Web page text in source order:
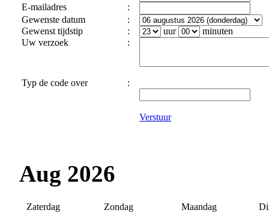
E-mailadres
:
Gewenste datum
:
Gewenst tijdstip
: uur
minuten
Uw verzoek
:
Typ de code over :
Verstuur
Aug 2026
Zaterdag Zondag Maandag